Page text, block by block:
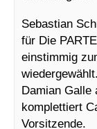
Sebastian
für Die
einstimmig
Damian Galle
komplettiert
Vorsitzende.